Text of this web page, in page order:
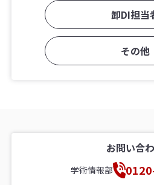
卸DI担当
その他
お問い合
学術情報部